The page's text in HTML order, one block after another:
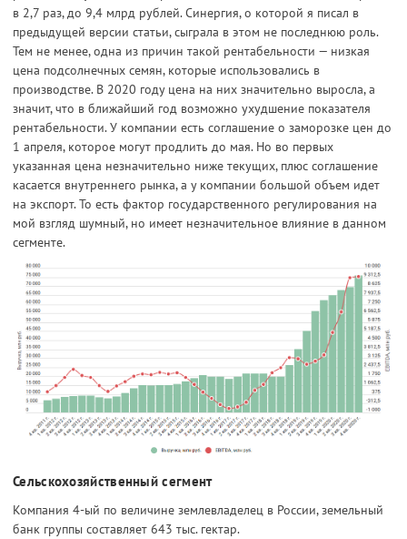
в 2,7 раз, до 9,4 млрд рублей. Синергия, о которой я писал в
предыдущей версии статьи, сыграла в этом не последнюю роль.
Тем не менее, одна из причин такой рентабельности — низкая
цена подсолнечных семян, которые использовались в
производстве. В 2020 году цена на них значительно выросла, а
значит, что в ближайший год возможно ухудшение показателя
рентабельности. У компании есть соглашение о заморозке цен до
1 апреля, которое могут продлить до мая. Но во первых
указанная цена незначительно ниже текущих, плюс соглашение
касается внутреннего рынка, а у компании большой объем идет
на экспорт. То есть фактор государственного регулирования на
мой взгляд шумный, но имеет незначительное влияние в данном
сегменте.
Сельскохозяйственный сегмент
Компания 4-ый по величине землевладелец в России, земельный
банк группы составляет 643 тыс. гектар.